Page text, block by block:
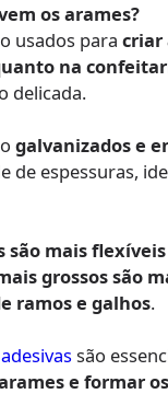
os arames?
usados paracriar
na
delicada.
galvanizados e
de espessuras,
são mais flexíveis
grossos são
ramos e galhos.
são
e formar